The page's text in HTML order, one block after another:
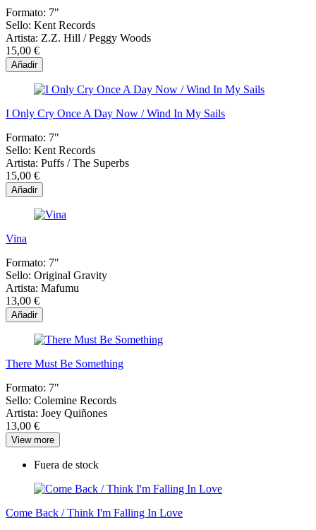
Formato: 7"
Sello: Kent Records
Artista: Z.Z. Hill / Peggy Woods
15,00 €
Añadir
I Only Cry Once A Day Now / Wind In My Sails
Formato: 7"
Sello: Kent Records
Artista: Puffs / The Superbs
15,00 €
Añadir
Vina
Formato: 7"
Sello: Original Gravity
Artista: Mafumu
13,00 €
Añadir
There Must Be Something
Formato: 7"
Sello: Colemine Records
Artista: Joey Quiñones
13,00 €
View more
Fuera de stock
Come Back / Think I'm Falling In Love